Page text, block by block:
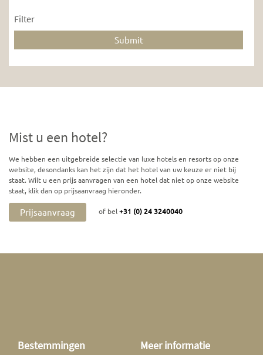
Filter
Mist u een hotel?
We hebben een uitgebreide selectie van luxe hotels en resorts op onze
website, desondanks kan het zijn dat het hotel van uw keuze er niet bij
staat. Wilt u een prijs aanvragen van een hotel dat niet op onze website
staat, klik dan op prijsaanvraag hieronder.
Prijsaanvraag of bel+31 (0) 24 3240040
Bestemmingen Meer informatie